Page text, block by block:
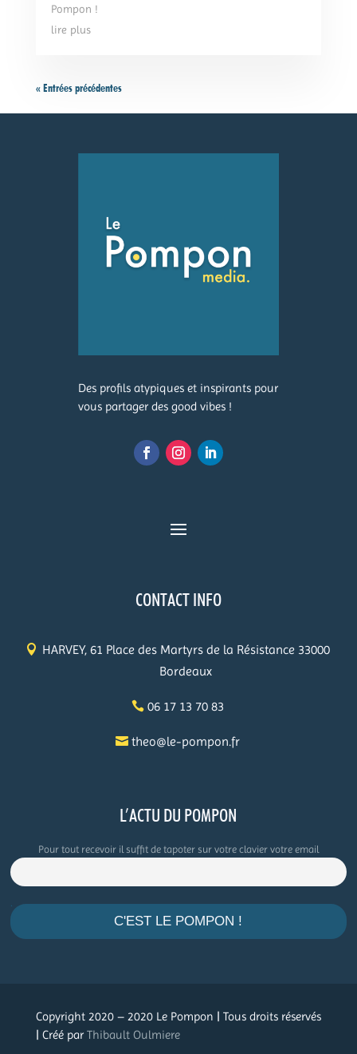
Pompon !
lire plus
« Entrées précédentes
Des profils atypiques et inspirants pour
vous partager des good vibes !
CONTACT INFO
HARVEY, 61 Place des Martyrs de la Résistance 33000
Bordeaux
06 17 13 70 83
theo@le-pompon.fr
L’ACTU DU POMPON
Pour tout recevoir il suffit de tapoter sur votre clavier votre email
.
Copyright 2020 – 2020 Le Pompon | Tous droits réservés
| Créé par Thibault Oulmiere